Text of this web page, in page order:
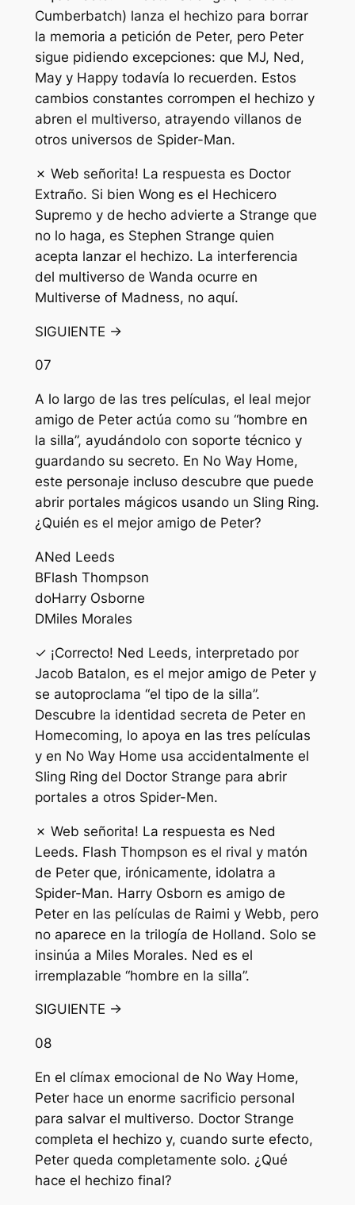
Cumberbatch) lanza el hechizo para borrar
la memoria a petición de Peter, pero Peter
sigue pidiendo excepciones: que MJ, Ned,
May y Happy todavía lo recuerden. Estos
cambios constantes corrompen el hechizo y
abren el multiverso, atrayendo villanos de
otros universos de Spider-Man.
✗ Web señorita! La respuesta es Doctor
Extraño. Si bien Wong es el Hechicero
Supremo y de hecho advierte a Strange que
no lo haga, es Stephen Strange quien
acepta lanzar el hechizo. La interferencia
del multiverso de Wanda ocurre en
Multiverse of Madness, no aquí.
SIGUIENTE →
07
A lo largo de las tres películas, el leal mejor
amigo de Peter actúa como su “hombre en
la silla”, ayudándolo con soporte técnico y
guardando su secreto. En No Way Home,
este personaje incluso descubre que puede
abrir portales mágicos usando un Sling Ring.
¿Quién es el mejor amigo de Peter?
ANed Leeds
BFlash Thompson
doHarry Osborne
DMiles Morales
✓ ¡Correcto! Ned Leeds, interpretado por
Jacob Batalon, es el mejor amigo de Peter y
se autoproclama “el tipo de la silla”.
Descubre la identidad secreta de Peter en
Homecoming, lo apoya en las tres películas
y en No Way Home usa accidentalmente el
Sling Ring del Doctor Strange para abrir
portales a otros Spider-Men.
✗ Web señorita! La respuesta es Ned
Leeds. Flash Thompson es el rival y matón
de Peter que, irónicamente, idolatra a
Spider-Man. Harry Osborn es amigo de
Peter en las películas de Raimi y Webb, pero
no aparece en la trilogía de Holland. Solo se
insinúa a Miles Morales. Ned es el
irremplazable “hombre en la silla”.
SIGUIENTE →
08
En el clímax emocional de No Way Home,
Peter hace un enorme sacrificio personal
para salvar el multiverso. Doctor Strange
completa el hechizo y, cuando surte efecto,
Peter queda completamente solo. ¿Qué
hace el hechizo final?